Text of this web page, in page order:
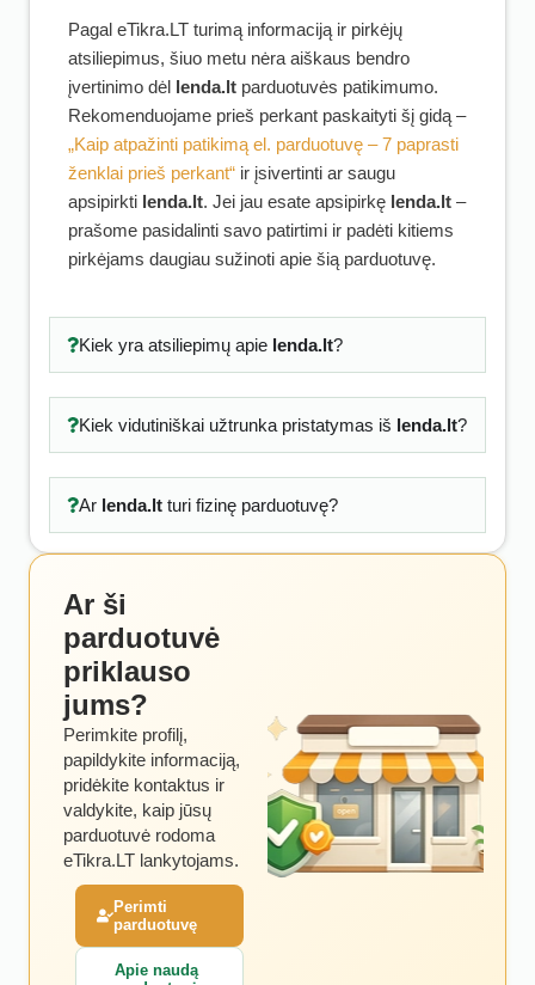
Pagal eTikra.LT turimą informaciją ir pirkėjų
atsiliepimus, šiuo metu nėra aiškaus bendro
įvertinimo dėl lenda.lt parduotuvės patikimumo.
Rekomenduojame prieš perkant paskaityti šį gidą –
„Kaip atpažinti patikimą el. parduotuvę – 7 paprasti
ženklai prieš perkant“ ir įsivertinti ar saugu
apsipirkti lenda.lt. Jei jau esate apsipirkę lenda.lt –
prašome pasidalinti savo patirtimi ir padėti kitiems
pirkėjams daugiau sužinoti apie šią parduotuvę.
Kiek yra atsiliepimų apie lenda.lt?
Kiek vidutiniškai užtrunka pristatymas iš lenda.lt?
Ar lenda.ltturi fizinę parduotuvę?
Ar ši
parduotuvė
priklauso
jums?
Perimkite profilį,
papildykite informaciją,
pridėkite kontaktus ir
valdykite, kaip jūsų
parduotuvė rodoma
eTikra.LT lankytojams.
Perimti
parduotuvę
Apie naudą